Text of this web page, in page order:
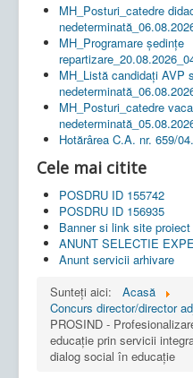
MH_Posturi_catedre
MH_Programare ședințe
MH_Listă candidați AVP
MH_Posturi_catedre
Hotărârea C.A. nr. 659/
Cele mai citite
POSDRU ID 155742
POSDRU ID 156935
Banner si link site proiect
ANUNT SELECTIE
Anunt servicii arhivare
Sunteți aici:
Acasă
Concurs director/director
PROSIND -
educație prin servicii
dialog social în educație